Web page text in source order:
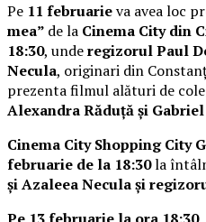
Pe 11 februarieva avea loc
mea” de la Cinema City din
18:30, underegizorul Paul
Necula, originari din
prezenta filmul alături de
Alexandra Răduță și
Cinema City Shopping City
februarie de la 18:30la
și Azaleea Necula și